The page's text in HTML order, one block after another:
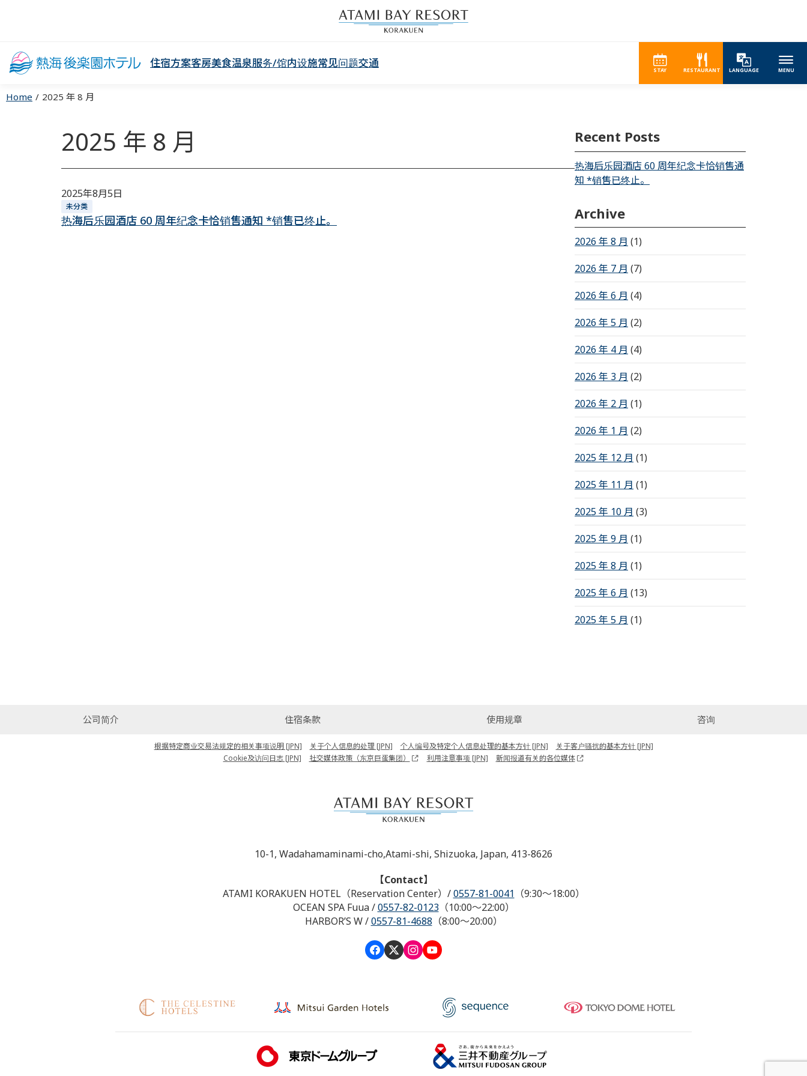
住宿方案客房美食温泉服务/馆内设施常见问题交通
STAY RESTAURANT LANGUAGE MENU
Home 2025 年 8 月
2025 年 8 月
2025年8月5日
未分类
热海后乐园酒店 60 周年纪念卡恰销售通知 *销售已终止。
Recent Posts
热海后乐园酒店 60 周年纪念卡恰销售通
知 *销售已终止。
Archive
2026 年 8 月 (1)
2026 年 7 月 (7)
2026 年 6 月 (4)
2026 年 5 月 (2)
2026 年 4 月 (4)
2026 年 3 月 (2)
2026 年 2 月 (1)
2026 年 1 月 (2)
2025 年 12 月 (1)
2025 年 11 月 (1)
2025 年 10 月 (3)
2025 年 9 月 (1)
2025 年 8 月 (1)
2025 年 6 月 (13)
2025 年 5 月 (1)
公司简介 住宿条款 使用规章 咨询
根据特定商业交易法规定的相关事项说明 [JPN] 关于个人信息的处理 [JPN] 个人编号及特定个人信息处理的基本方针 [JPN]
关于客户骚扰的基本方针 [JPN]
Cookie及访问日志 [JPN]
社交媒体政策（东京巨蛋集团） 利用注意事项 [JPN] 新闻报道有关的各位媒体
10-1, Wadahamaminami-cho,Atami-shi, Shizuoka, Japan, 413-8626
【Contact】
ATAMI KORAKUEN HOTEL（Reservation Center） / 0557-81-0041 （9:30～18:00）
OCEAN SPA Fuua/ 0557-82-0123（10:00～22:00）
HARBOR’S W/ 0557-81-4688 （8:00～20:00）